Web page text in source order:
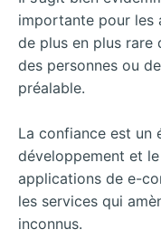
importante pour les
de plus en plus rare
des personnes ou
préalable.
La confiance est un
développement et
applications de e-
les services qui
inconnus.